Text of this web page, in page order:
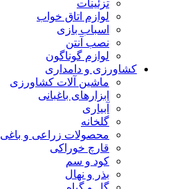
تزئینات
لوازم اتاق خواب
اسباب بازی
نصب آنتن
لوازم گوناگون
کشاورزی و دامداری
ماشین آلات کشاورزی
ابزارهای باغبانی
آبیاری
گلخانه
محصولات زراعی و باغی
قارچ خوراکی
کود و سم
بذر و نهال